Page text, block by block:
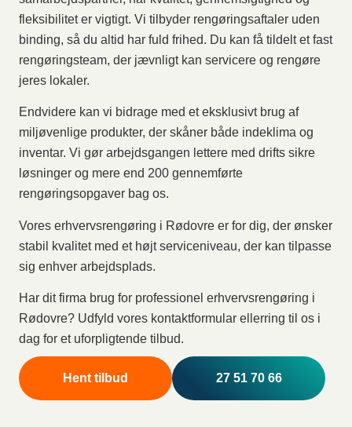
fleksibilitet er vigtigt. Vi tilbyder rengøringsaftaler uden
binding, så du altid har fuld frihed. Du kan få tildelt et fast
rengøringsteam, der jævnligt kan servicere og rengøre
jeres lokaler.
Endvidere kan vi bidrage med et eksklusivt brug af
miljøvenlige produkter, der skåner både indeklima og
inventar. Vi gør arbejdsgangen lettere med drifts sikre
løsninger og mere end 200 gennemførte
rengøringsopgaver bag os.
Vores erhvervsrengøring i Rødovre er for dig, der ønsker
stabil kvalitet med et højt serviceniveau, der kan tilpasse
sig enhver arbejdsplads.
Har dit firma brug for professionel erhvervsrengøring i
Rødovre? Udfyld vores kontaktformular ellerring til os i
dag for et uforpligtende tilbud.
Hent tilbud 27 51 70 66